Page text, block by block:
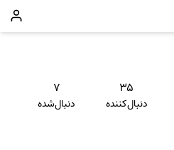
۳۵
دنبال‌کننده
۷
دنبال‌شده